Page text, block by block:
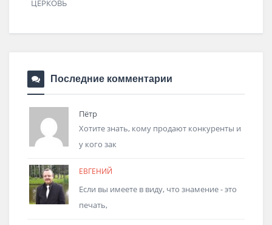
Последние комментарии
Пётр
Хотите знать, кому продают конкуренты и
у кого зак
ЕВГЕНИЙ
Если вы имеете в виду, что знамение - это
печать,